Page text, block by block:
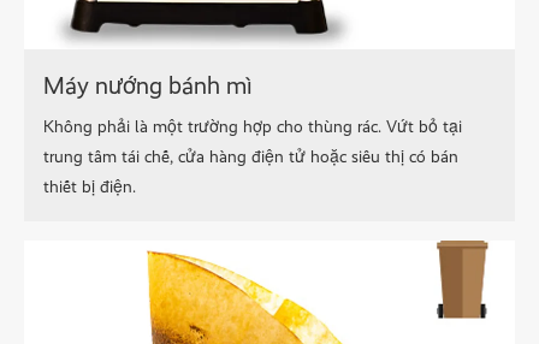
Máy nướng bánh mì
Không phải là một trường hợp cho thùng rác. Vứt bỏ tại
trung tâm tái chế, cửa hàng điện tử hoặc siêu thị có bán
thiết bị điện.